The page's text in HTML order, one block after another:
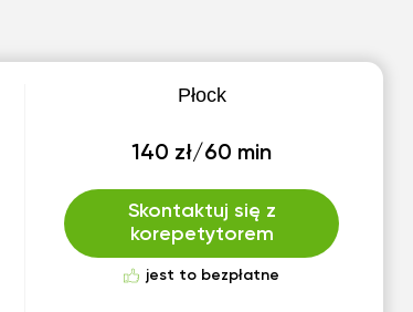
Płock
140 zł/60 min
Skontaktuj się z
korepetytorem
jest to bezpłatne